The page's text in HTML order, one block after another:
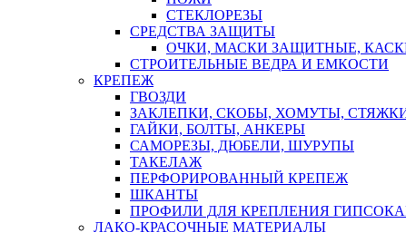
СТЕКЛОРЕЗЫ
СРЕДСТВА ЗАЩИТЫ
ОЧКИ, МАСКИ ЗАЩИТНЫЕ,
СТРОИТЕЛЬНЫЕ ВЕДРА И ЕМКОСТИ
КРЕПЕЖ
ГВОЗДИ
ЗАКЛЕПКИ, СКОБЫ, ХОМУТЫ,
ГАЙКИ, БОЛТЫ, АНКЕРЫ
САМОРЕЗЫ, ДЮБЕЛИ, ШУРУПЫ
ТАКЕЛАЖ
ПЕРФОРИРОВАННЫЙ КРЕПЕЖ
ШКАНТЫ
ПРОФИЛИ ДЛЯ КРЕПЛЕНИЯ
ЛАКО-КРАСОЧНЫЕ МАТЕРИАЛЫ